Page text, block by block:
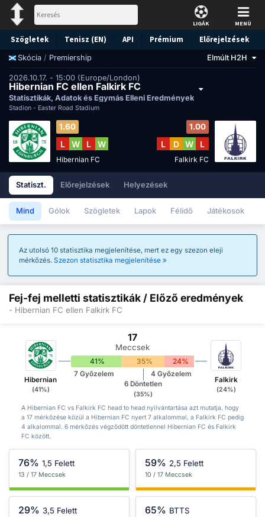
LIGÁK MENÜ
Szögletek Tenisz (EN) API Prémium Előrejelzések
Skócia / Premiership Elmúlt H2H
2026.10.17. - 15:00 (Europe/London)
Hibernian FC ellen Falkirk FC
Statisztikák, Adatok és Egymás Elleni Eredmények
Stadion - Easter Road Stadium
1.60
L W L W
Hibernian FC
1.00
L D W L
Falkirk FC
Statiszt. Előrejelzések Helyezések
Mind Gólok Szögletek Lapok Félidő Játékosok
Az utolsó 10 statisztika megjelenítése, mert ez egy szezon eleji
mérkőzés. Szezon statisztika megjelenítése
Fej-fej melletti statisztikák / Előző eredmények
- Hibernian FC ellen Falkirk FC
Hibernian
(41%)
17
Meccsek
41% 35% 24%
7 Győzelem
6 Döntetlen
(35%)
4 Győzelem
Falkirk
(24%)
A Hibernian FC vs Falkirk FC head to head nyilvántartása azt mutatja, hogy
a 17 mérkőzése közül a Hibernian FC nyert 7 alkalommal, a Falkirk FC pedig
4 alkalommal. 6 mérkőzés végződött döntetlennel Hibernian FC és Falkirk
FC között.
76% 1,5 Felett
13 / 17 Meccsek
59% 2,5 Felett
10 / 17 Meccsek
29% 3,5 Felett 65% BTTS